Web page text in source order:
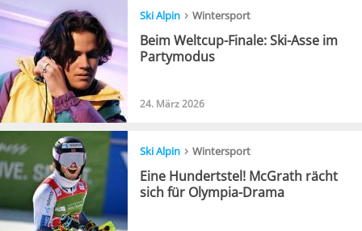
Ski Alpin › Wintersport
Beim Weltcup-Finale: Ski-Asse im
Partymodus
24. März 2026
Ski Alpin › Wintersport
Eine Hundertstel! McGrath rächt
sich für Olympia-Drama